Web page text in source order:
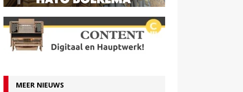
MEER NIEUWS